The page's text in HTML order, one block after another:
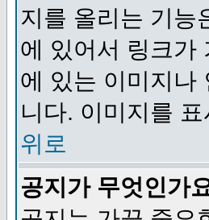
지를 올리는 기능
에 있어서 링크가
에 있는 이미지나
니다. 이미지를
위로
공지가 무엇인가